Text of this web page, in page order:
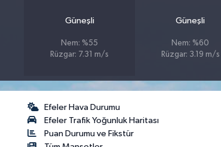
Güneşli
Nem: %55
Rüzgar: 7.31 m/s
Güneşli
Nem: %60
Rüzgar: 3.19 m/s
Efeler Hava Durumu
Efeler Trafik Yoğunluk Haritası
Puan Durumu ve Fikstür